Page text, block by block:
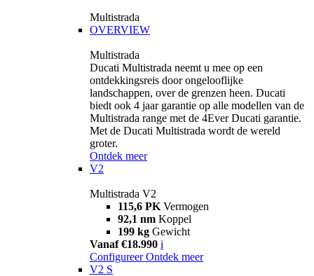
Multistrada
OVERVIEW
Multistrada
Ducati Multistrada neemt u mee op een
ontdekkingsreis door ongelooflijke
landschappen, over de grenzen heen. Ducati
biedt ook 4 jaar garantie op alle modellen van de
Multistrada range met de 4Ever Ducati garantie.
Met de Ducati Multistrada wordt de wereld
groter.
Ontdek meer
V2
Multistrada V2
115,6 PK Vermogen
92,1 nm Koppel
199 kg Gewicht
Vanaf €18.990 i
Configureer Ontdek meer
V2 S